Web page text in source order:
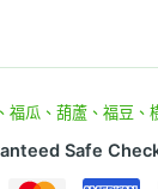
福瓜、葫蘆、福豆、
Safe